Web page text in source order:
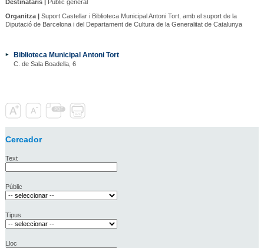
Destinataris |Públic general
Organitza |Suport Castellar i Biblioteca Municipal Antoni Tort, amb el suport de la
Diputació de Barcelona i del Departament de Cultura de la Generalitat de Catalunya
Biblioteca Municipal Antoni Tort
C. de Sala Boadella, 6
Cercador
Text
Públic
Tipus
Lloc